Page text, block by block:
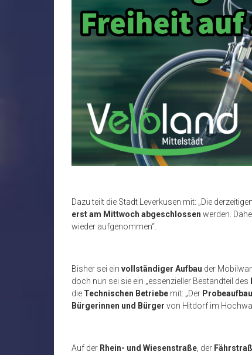
Dazu teilt die Stadt Leverkusen mit: „Die
erst am Mittwoch abgeschlossen werden.
wieder aufgenommen“.
Bisher sei ein vollständiger Aufbau der
doch nun sei sie ein „essenzieller Bestandteil des
die Technischen Betriebe mit: „Der Probeaufbau
Bürgerinnen und Bürger von Hitdorf im
Auf der Rhein- und Wiesenstraße, der